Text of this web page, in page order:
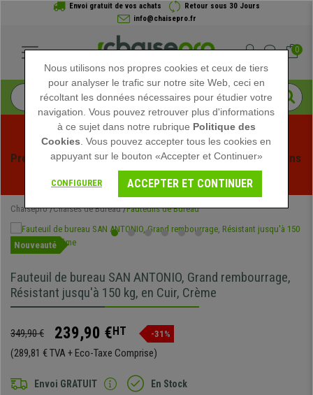
Envoi gratuit de vos achats
Retour sous 30 Jours
info@chaisepro.fr
0
Profitez des soldes d'été chez Chaisepro ! Des réductions
exclusives pour une durée limitée - Voir l'offre
Chaisepro Chaises de Bureau Fauteuils de Bureau
Nouveauté
Fauteuil de bureau SAN ANTONIO, Grand rembourrage,
Résistant jusqu'à 150 kg, en Cuir, Crème
349,90 € 239,90 €HT -31%
(289,81 € TVA + Eco-Taxe Comprise)
Envoi GRATUIT En Stock
Nous utilisons nos propres cookies et ceux de tiers
pour analyser le trafic sur notre site Web, ceci en
récoltant les données nécessaires pour étudier votre
navigation. Vous pouvez retrouver plus d'informations
à ce sujet dans notre rubrique Politique des
Cookies . Vous pouvez accepter tous les cookies en
appuyant sur le bouton «Accepter et Continuer»
CONFIGURER ACCEPTER ET CONTINUER